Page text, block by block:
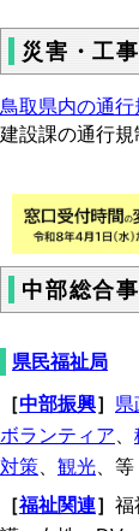
災害・工
鳥取県内の通行
建設課の通行規
中部総合
県民福祉局
［中部振興］ 県
ボランティア
対策
観光 、等
［福祉関連］ 福